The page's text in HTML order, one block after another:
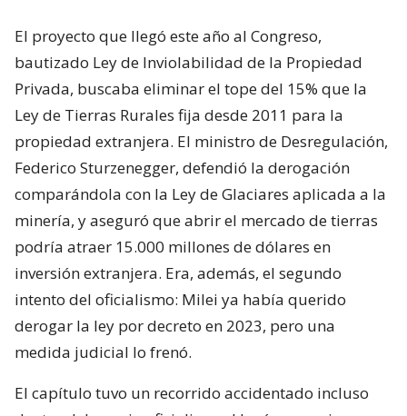
El proyecto que llegó este año al Congreso,
bautizado Ley de Inviolabilidad de la Propiedad
Privada, buscaba eliminar el tope del 15% que la
Ley de Tierras Rurales fija desde 2011 para la
propiedad extranjera. El ministro de Desregulación,
Federico Sturzenegger, defendió la derogación
comparándola con la Ley de Glaciares aplicada a la
minería, y aseguró que abrir el mercado de tierras
podría atraer 15.000 millones de dólares en
inversión extranjera. Era, además, el segundo
intento del oficialismo: Milei ya había querido
derogar la ley por decreto en 2023, pero una
medida judicial lo frenó.
El capítulo tuvo un recorrido accidentado incluso